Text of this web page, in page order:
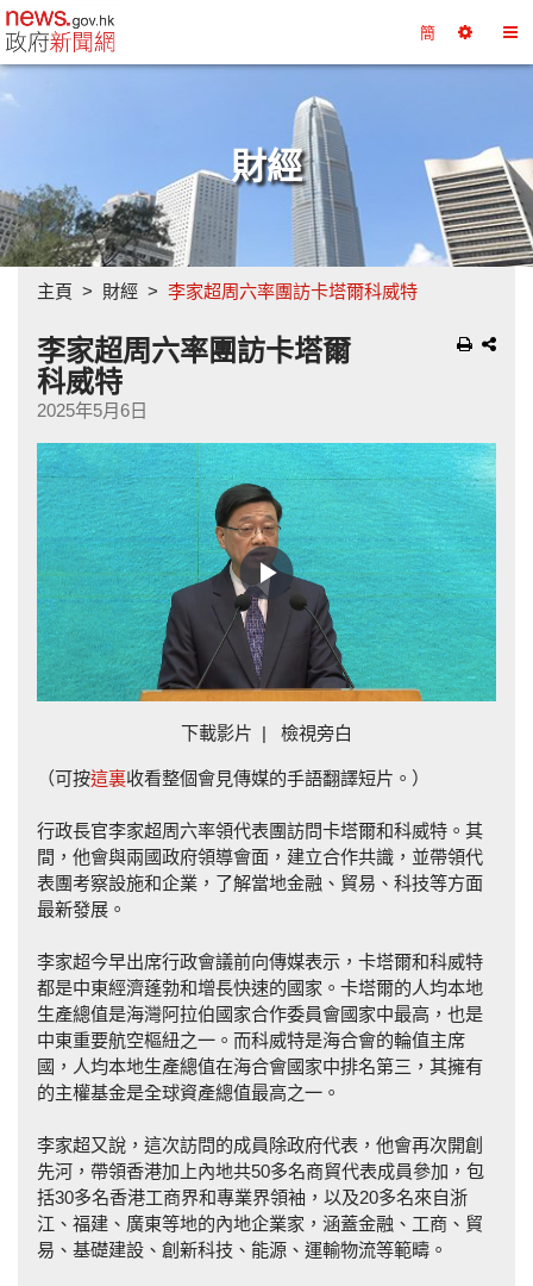
政府新聞網主頁 簡
擇
換
財經
主頁 財經 李家超周六率團訪卡塔爾科威特
李家超周六率團訪卡塔爾
科威特
2025年5月6日
Play
Video
下載影片 | 檢視旁白
（可按這裏收看整個會見傳媒的手語翻譯短片。）
行政長官李家超周六率領代表團訪問卡塔爾和科威特。其
間，他會與兩國政府領導會面，建立合作共識，並帶領代
表團考察設施和企業，了解當地金融、貿易、科技等方面
最新發展。
李家超今早出席行政會議前向傳媒表示，卡塔爾和科威特
都是中東經濟蓬勃和增長快速的國家。卡塔爾的人均本地
生產總值是海灣阿拉伯國家合作委員會國家中最高，也是
中東重要航空樞紐之一。而科威特是海合會的輪值主席
國，人均本地生產總值在海合會國家中排名第三，其擁有
的主權基金是全球資產總值最高之一。
李家超又說，這次訪問的成員除政府代表，他會再次開創
先河，帶領香港加上內地共50多名商貿代表成員參加，包
括30多名香港工商界和專業界領袖，以及20多名來自浙
江、福建、廣東等地的內地企業家，涵蓋金融、工商、貿
易、基礎建設、創新科技、能源、運輸物流等範疇。